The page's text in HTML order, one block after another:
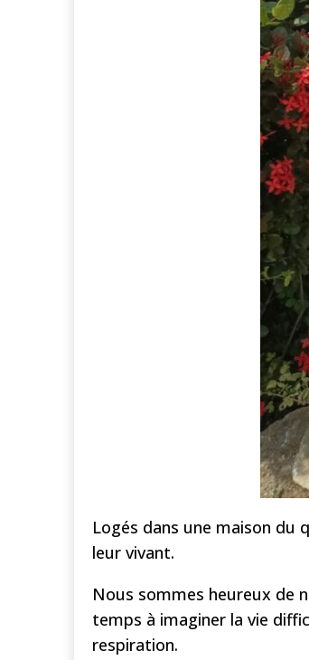
Logés dans une maison du
leur vivant.
Nous sommes heureux de
temps à imaginer la vie
respiration.